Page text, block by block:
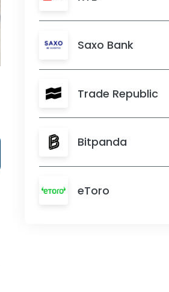
Saxo Bank
Trade Republic
Bitpanda
eToro